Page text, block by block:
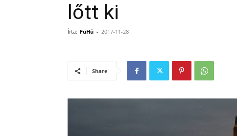
lőtt ki
Írta: FüHü - 2017-11-28
Share